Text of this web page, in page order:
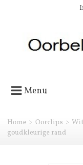
Menu
Home > Oorclips > Wit
goudkleurige rand